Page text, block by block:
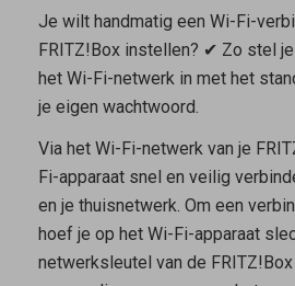
Je wilt handmatig een Wi-Fi-
FRITZ!Box instellen? ✔ Zo stel
het Wi-Fi-netwerk in met het
je eigen wachtwoord.
Via het Wi-Fi-netwerk van je
Fi-apparaat snel en veilig
en je thuisnetwerk. Om een
hoef je op het Wi-Fi-apparaat
netwerksleutel van de